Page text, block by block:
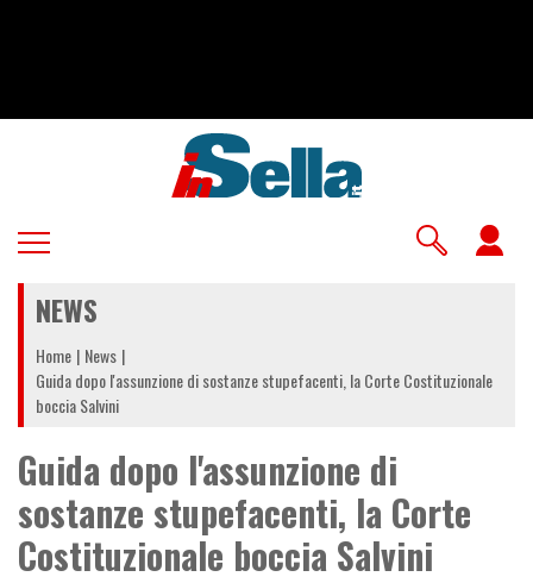
NEWS
Home News
Guida dopo l'assunzione di sostanze stupefacenti, la Corte Costituzionale
boccia Salvini
Guida dopo l'assunzione di
sostanze stupefacenti, la Corte
Costituzionale boccia Salvini